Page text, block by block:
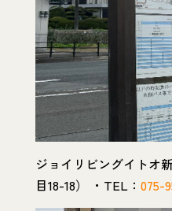
ジョイリビングイトオ
目18-18） ・TEL： 075-